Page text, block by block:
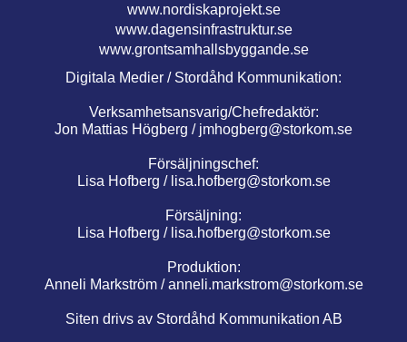
www.nordiskaprojekt.se
www.dagensinfrastruktur.se
www.grontsamhallsbyggande.se
Digitala Medier / Stordåhd Kommunikation:
Verksamhetsansvarig/Chefredaktör:
Jon Mattias Högberg / jmhogberg@storkom.se
Försäljningschef:
Lisa Hofberg / lisa.hofberg@storkom.se
Försäljning:
Lisa Hofberg / lisa.hofberg@storkom.se
Produktion:
Anneli Markström /anneli.markstrom@storkom.se
Siten drivs av Stordåhd Kommunikation AB